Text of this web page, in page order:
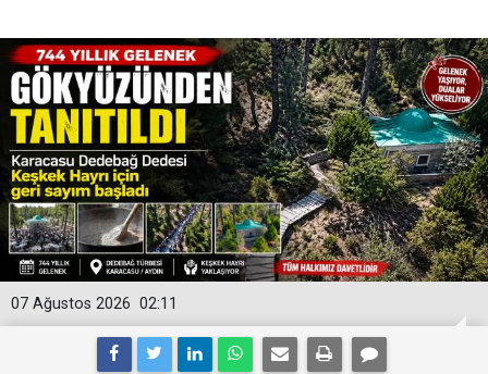
02:11
07 Ağustos 2026